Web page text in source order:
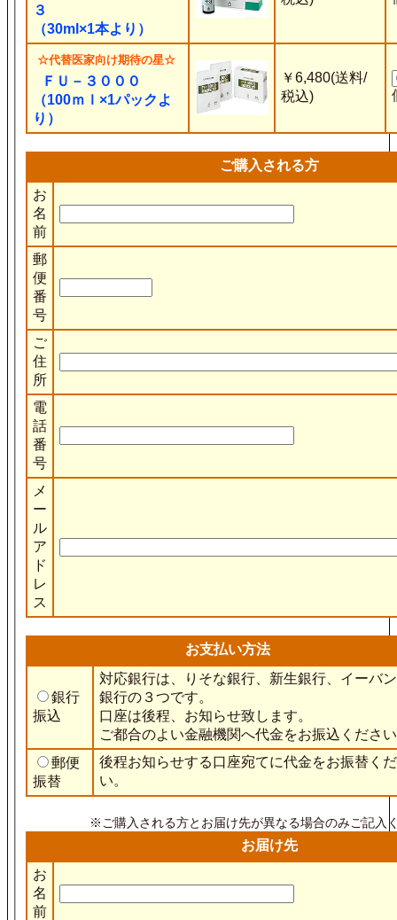
３
（30ml×1本より）
☆代替医家向け期待の星☆
ＦＵ－３０００
（100ｍｌ×1パックよ
り）
￥6,480(送料/
税込)
ご購入される方
お
名
前
郵
便
番
号
ご
住
所
電
話
番
号
メ
ー
ル
ア
ド
レ
ス
お支払い方法
銀行
振込
対応銀行は、りそな銀行、新生銀行、イーバ
銀行の３つです。
口座は後程、お知らせ致します。
ご都合のよい金融機関へ代金をお振込くださ
郵便
振替
後程お知らせする口座宛てに代金をお振替く
い。
※ご購入される方とお届け先が異なる場合のみご記入
お届け先
お
名
前